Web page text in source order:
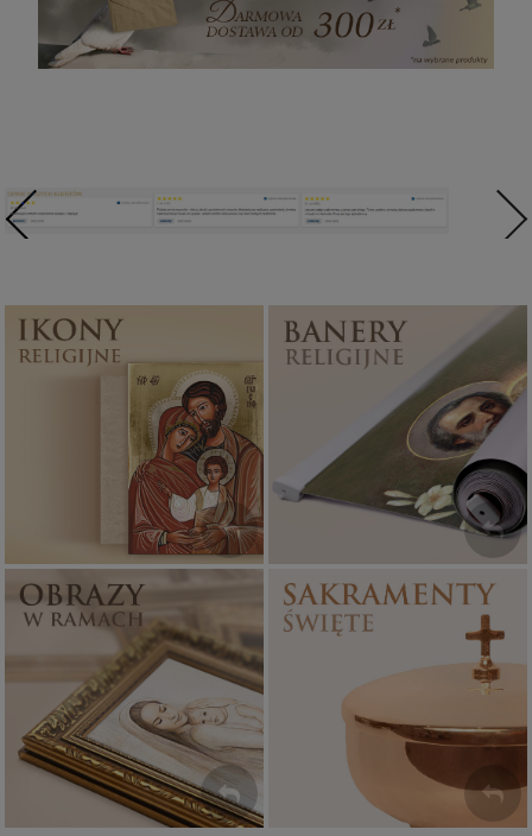
Ikony religijne
PONAD 400
WZORÓW
Banery religijne
ZOBACZ
Obrazy religijne
PIĘKNE
WZORY
Sakramenty Święte